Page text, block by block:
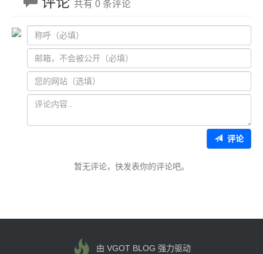
共有 0 条评论
评论
暂无评论，快发表你的评论吧。
由 VGOT BLOG 强力驱动